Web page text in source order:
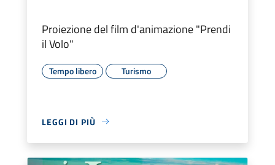
Proiezione del film d'animazione "Prendi
il Volo"
Tempo libero Turismo
LEGGI DI PIÙ